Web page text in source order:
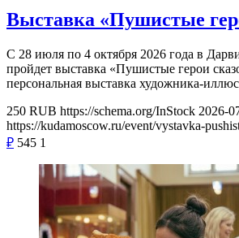
Выставка «Пушистые
С 28 июля по 4 октября 2026 года в
пройдет выставка «Пушистые герои
персональная выставка художника-
250 RUB https://schema.org/InStock 2026-
https://kudamoscow.ru/event/vystavka-
₽ 545 1